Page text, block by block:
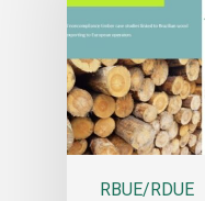
RBUE/RDUE